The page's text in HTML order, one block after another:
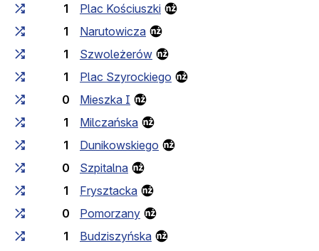
1
Plac Kościuszki
1
Narutowicza
1
Szwoleżerów
1
Plac Szyrockiego
0
Mieszka I
1
Milczańska
1
Dunikowskiego
0
Szpitalna
1
Frysztacka
0
Pomorzany
1
Budziszyńska